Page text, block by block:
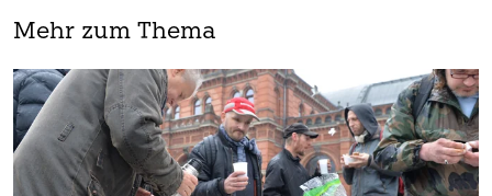
Mehr zum Thema